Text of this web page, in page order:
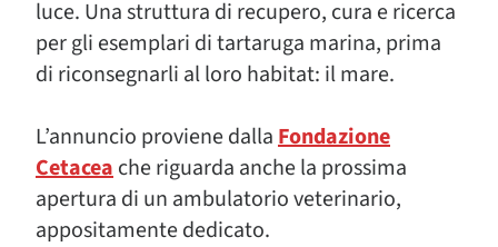
luce. Una struttura di recupero, cura e ricerca
per gli esemplari di tartaruga marina, prima
di riconsegnarli al loro habitat: il mare.
L’annuncio proviene dallaFondazione
Cetaceache riguarda anche la prossima
apertura di un ambulatorio veterinario,
appositamente dedicato.